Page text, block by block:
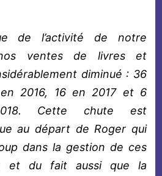
de l’activité de notre
ventes de livres et
diminué : 36
2016, 16 en 2017 et 6
Cette chute est
au départ de Roger qui
dans la gestion de ces
et du fait aussi que la